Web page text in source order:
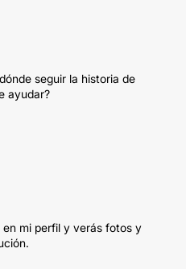
seguir la historia de
ayudar?
mi perfil y verás fotos y